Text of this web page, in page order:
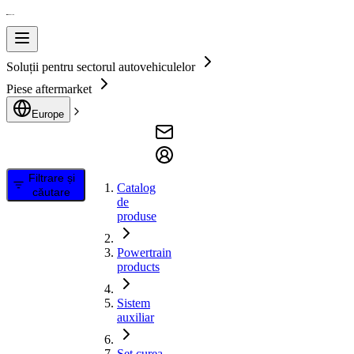
Soluții pentru sectorul autovehiculelor
Piese aftermarket
Europe
Filtrare și
căutare
Catalog
de
produse
Powertrain
products
Sistem
auxiliar